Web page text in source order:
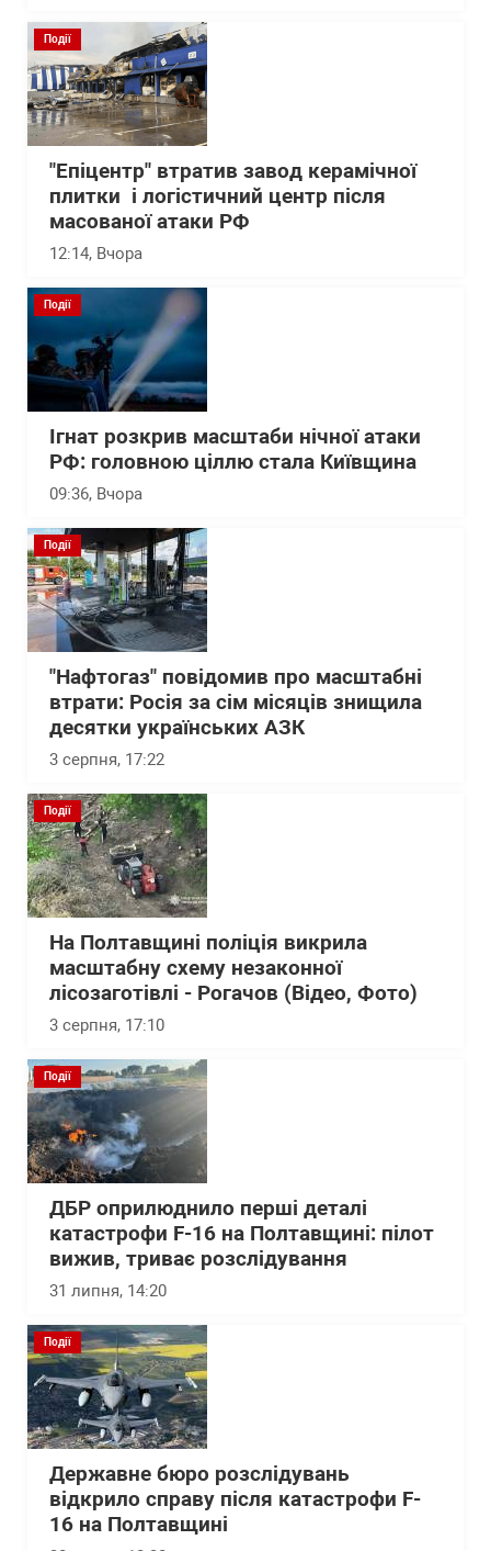
Події
"Епіцентр" втратив завод керамічної
плитки і логістичний центр після
масованої атаки РФ
12:14, Вчора
Події
Ігнат розкрив масштаби нічної атаки
РФ: головною ціллю стала Київщина
09:36, Вчора
Події
"Нафтогаз" повідомив про масштабні
втрати: Росія за сім місяців знищила
десятки українських АЗК
3 серпня, 17:22
Події
На Полтавщині поліція викрила
масштабну схему незаконної
лісозаготівлі - Рогачов (Відео, Фото)
3 серпня, 17:10
Події
ДБР оприлюднило перші деталі
катастрофи F-16 на Полтавщині: пілот
вижив, триває розслідування
31 липня, 14:20
Події
Державне бюро розслідувань
відкрило справу після катастрофи F-
16 на Полтавщині